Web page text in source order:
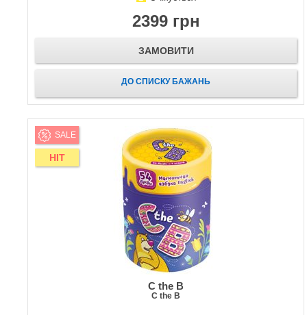
2399 грн
ЗАМОВИТИ
ДО СПИСКУ БАЖАНЬ
SALE
HIT
C the B
C the B